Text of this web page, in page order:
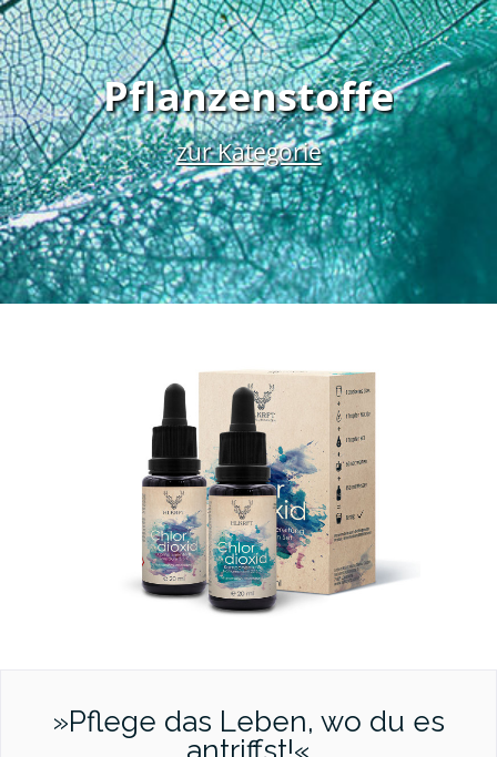
»Pflege das Leben, wo du es
antriffst!«
Pflanzenstoffe
zur Kategorie